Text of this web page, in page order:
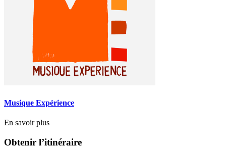
Musique Expérience
En savoir plus
Obtenir l’itinéraire